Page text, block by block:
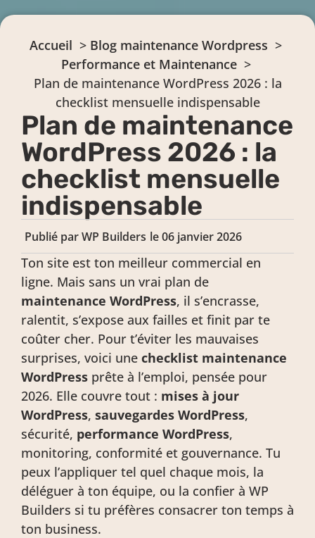
Accueil
Blog maintenance Wordpress
Performance et Maintenance
Plan de maintenance WordPress 2026 : la
checklist mensuelle indispensable
Plan de maintenance
WordPress 2026 : la
checklist mensuelle
indispensable
Publié parWP Builders le06 janvier 2026
Ton site est ton meilleur commercial en
ligne. Mais sans un vrai plan de
maintenance WordPress, il s’encrasse,
ralentit, s’expose aux failles et finit par te
coûter cher. Pour t’éviter les mauvaises
surprises, voici une checklist maintenance
WordPress prête à l’emploi, pensée pour
2026. Elle couvre tout : mises à jour
WordPress, sauvegardes WordPress,
sécurité, performance WordPress,
monitoring, conformité et gouvernance. Tu
peux l’appliquer tel quel chaque mois, la
déléguer à ton équipe, ou la confier à WP
Builders si tu préfères consacrer ton temps à
ton business.